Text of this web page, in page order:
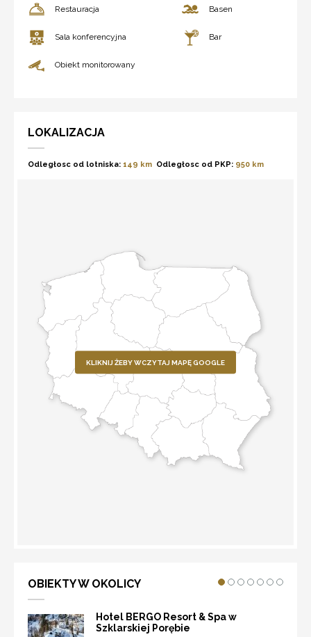
Restauracja Basen
Sala konferencyjna Bar
Obiekt monitorowany
LOKALIZACJA
Odległosc od lotniska: 149 km Odległosc od PKP: 950 km
KLIKNIJ ŻEBY WCZYTAJ MAPĘ GOOGLE
OBIEKTY W OKOLICY
Hotel BERGO Resort & Spa w
Szklarskiej Porębie